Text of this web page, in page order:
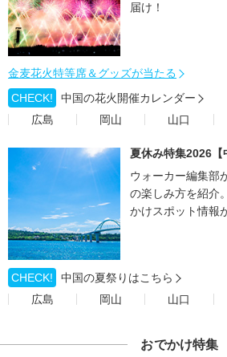
届け！
金麦花火特等席＆グッズが当たる
CHECK!
中国の花火開催カレンダー
広島
岡山 山口
夏休み特集2026【
ウォーカー編集部
の楽しみ方を紹介
かけスポット情報
CHECK!
中国の夏祭りはこちら
広島
岡山 山口
おでかけ特集